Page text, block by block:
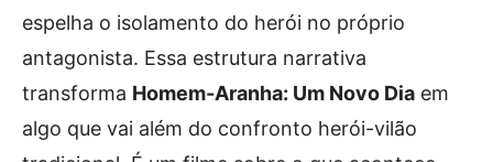
espelha o isolamento do herói no próprio
antagonista. Essa estrutura narrativa
transforma Homem-Aranha: Um Novo Dia em
algo que vai além do confronto herói-vilão